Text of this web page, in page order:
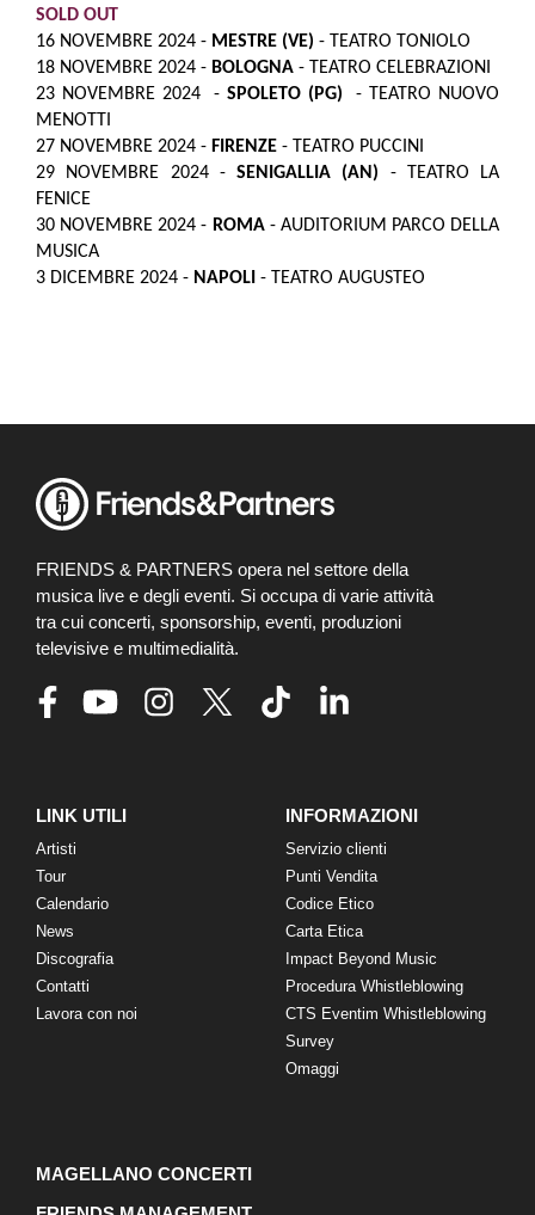
SOLD OUT
16 NOVEMBRE 2024 - MESTRE (VE) - TEATRO TONIOLO
18 NOVEMBRE 2024 - BOLOGNA - TEATRO CELEBRAZIONI
23 NOVEMBRE 2024 - SPOLETO (PG) - TEATRO NUOVO
MENOTTI
27 NOVEMBRE 2024 - FIRENZE - TEATRO PUCCINI
29 NOVEMBRE 2024 -SENIGALLIA (AN) - TEATRO LA
FENICE
30 NOVEMBRE 2024 - ROMA - AUDITORIUM PARCO DELLA
MUSICA
3 DICEMBRE 2024 - NAPOLI - TEATRO AUGUSTEO
FRIENDS & PARTNERS opera nel settore della
musica live e degli eventi. Si occupa di varie attività
tra cui concerti, sponsorship, eventi, produzioni
televisive e multimedialità.
LINK UTILI
Artisti
Tour
Calendario
News
Discografia
Contatti
Lavora con noi
INFORMAZIONI
Servizio clienti
Punti Vendita
Codice Etico
Carta Etica
Impact Beyond Music
Procedura Whistleblowing
CTS Eventim Whistleblowing
Survey
Omaggi
MAGELLANO CONCERTI